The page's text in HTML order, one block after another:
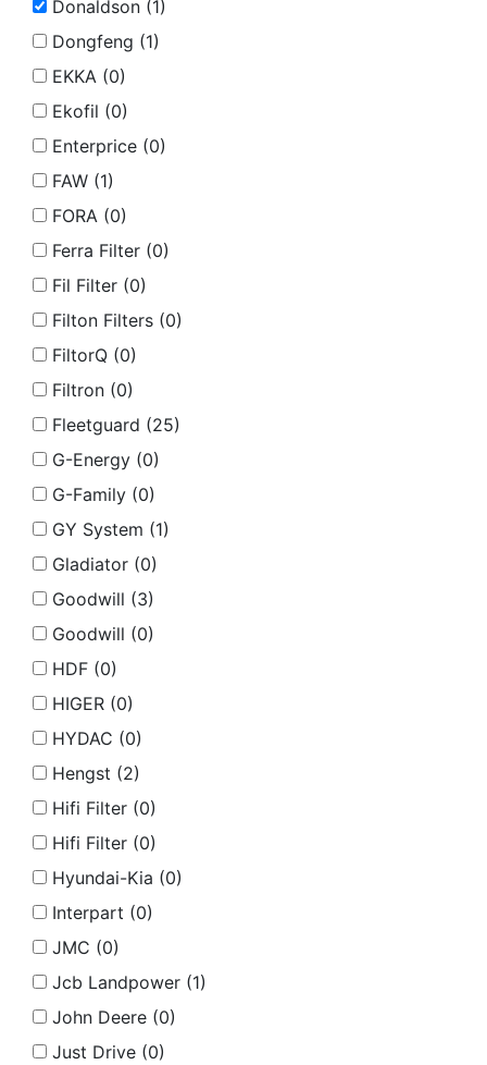
Donaldson (1)
Dongfeng (1)
EKKA (0)
Ekofil (0)
Enterprice (0)
FAW (1)
FORA (0)
Ferra Filter (0)
Fil Filter (0)
Filton Filters (0)
FiltorQ (0)
Filtron (0)
Fleetguard (25)
G-Energy (0)
G-Family (0)
GY System (1)
Gladiator (0)
Goodwill (3)
Goodwill (0)
HDF (0)
HIGER (0)
HYDAC (0)
Hengst (2)
Hifi Filter (0)
Hifi Filter (0)
Hyundai-Kia (0)
Interpart (0)
JMC (0)
Jcb Landpower (1)
John Deere (0)
Just Drive (0)